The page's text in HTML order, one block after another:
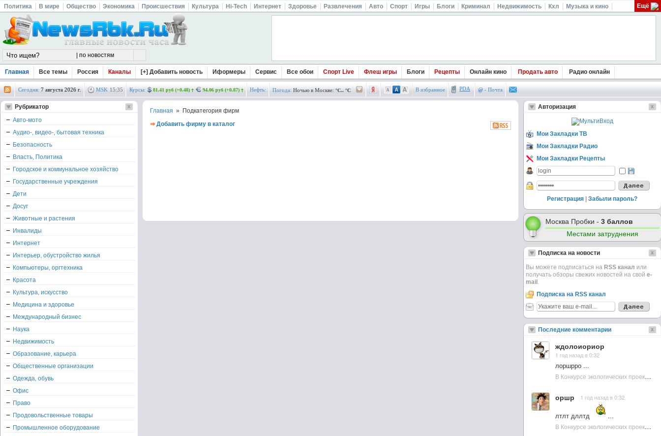
Политика В мире Общество Экономика Происшествия Культура Hi-Tech Интернет Здоровье Развлечения Авто Спорт Игры Блоги Криминал Недвижимость Кхл Музыка и кино Ещё
Главная Все темы Россия Каналы [+] Добавить новость Иформеры Сервис Все обои Спорт Live Флеш игры Блоги Рецепты Онлайн кино Продать авто Радио онлайн
Сегодня: 7 августа 2026 г. MSK 15:35 Курсы: 81.41 руб (+0.48) 94.06 руб (+0.87) Нефть: Погода: Ночью в Москве: °C.. °C В избранное PDA @ - Почта
Главная » Подкатегория фирм
⇒ Добавить фирму в каталог
Рубрикатор
Авто-мото
Аудио-, видео-, бытовая техника
Безопасность
Власть, Политика
Городское и коммунальное хозяйство
Государственные учреждения
Дети
Досуг
Животные и растения
Инвалиды
Интернет
Интерьер, обустройство жилья
Компьютеры, оргтехника
Красота
Культура, искусство
Медицина и здоровье
Международный бизнес
Наука
Недвижимость
Образование, карьера
Общественные организации
Одежда, обувь
Офис
Право
Продовольственные товары
Промышленное оборудование
Авторизация
Мои Закладки ТВ
Мои Закладки Радио
Мои Закладки Рецепты
Регистрация Забыли пароль?
Москва Пробки - 3 баллов
Местами затруднения
Подписка на новости
Вы можете подписаться на RSS канал или
получать обзоры свежих новостей на свой e-
mail .
Подписка на RSS канал
Последние комментарии
ждолоиориор
1 год назад в 0:32
лоршрро ...
В Конкурсе экологических проектов в Подмосковье активно участвовала молодежь :: NewsRbk.ru...
оршр 1 год назад в 0:32
лтлт дллтд
...
В Конкурсе экологических проектов в Подмосковье активно участвовала молодежь :: NewsRbk.ru...